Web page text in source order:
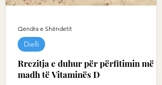
Rrezitja e duhur për përfitimin më të
madh të Vitaminës D
Dielli
Qendra e Shëndetit